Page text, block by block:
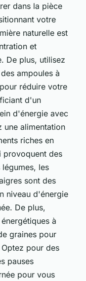
dans la pièce
votre
naturelle est
et
De plus, utilisez
ampoules à
réduire votre
d'un
d'énergie avec
une alimentation
riches en
provoquent des
les
sont des
niveau d'énergie
De plus,
à
graines pour
pour des
pauses
pour vous